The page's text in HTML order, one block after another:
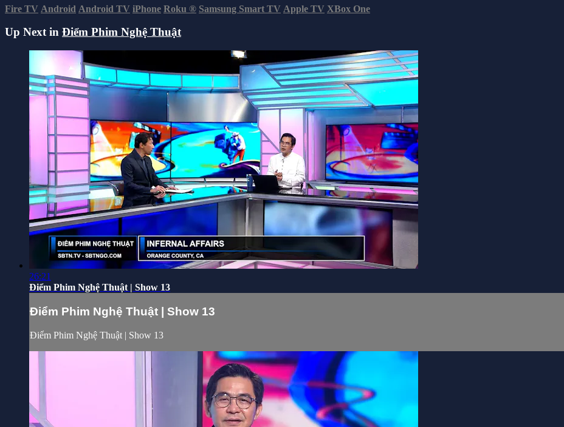
Fire TV Android Android TV iPhone Roku ® Samsung Smart TV Apple TV XBox One
Up Next in Điểm Phim Nghệ Thuật
26:21
Điểm Phim Nghệ Thuật | Show 13
Điểm Phim Nghệ Thuật | Show 13
Điểm Phim Nghệ Thuật | Show 13